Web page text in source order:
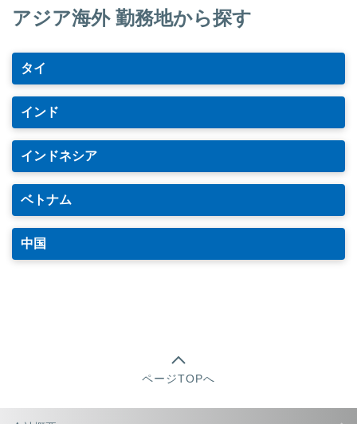
アジア海外 勤務地から探す
タイ
インド
インドネシア
ベトナム
中国
ページTOPへ